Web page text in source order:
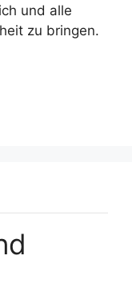
und alle
zu bringen.